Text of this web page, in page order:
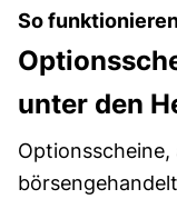
So
unter den